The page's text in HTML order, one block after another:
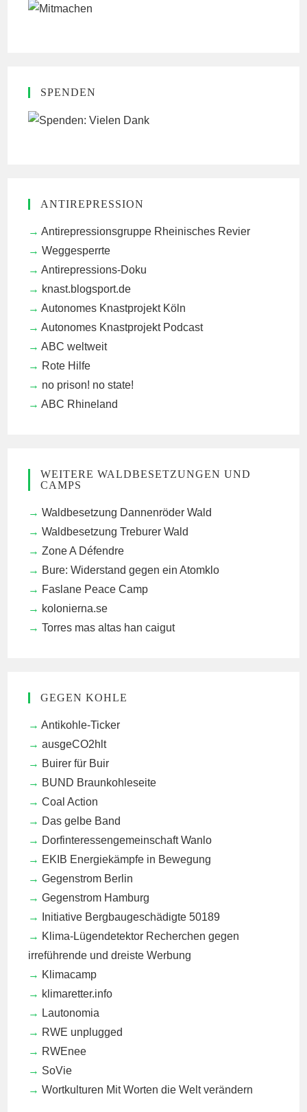
SPENDEN
ANTIREPRESSION
Antirepressionsgruppe Rheinisches Revier
Weggesperrte
Antirepressions-Doku
knast.blogsport.de
Autonomes Knastprojekt Köln
Autonomes Knastprojekt Podcast
ABC weltweit
Rote Hilfe
no prison! no state!
ABC Rhineland
WEITERE WALDBESETZUNGEN UND
CAMPS
Waldbesetzung Dannenröder Wald
Waldbesetzung Treburer Wald
Zone A Défendre
Bure: Widerstand gegen ein Atomklo
Faslane Peace Camp
kolonierna.se
Torres mas altas han caigut
GEGEN KOHLE
Antikohle-Ticker
ausgeCO2hlt
Buirer für Buir
BUND Braunkohleseite
Coal Action
Das gelbe Band
Dorfinteressengemeinschaft Wanlo
EKIB Energiekämpfe in Bewegung
Gegenstrom Berlin
Gegenstrom Hamburg
Initiative Bergbaugeschädigte 50189
Klima-Lügendetektor Recherchen gegen
irreführende und dreiste Werbung
Klimacamp
klimaretter.info
Lautonomia
RWE unplugged
RWEnee
SoVie
Wortkulturen Mit Worten die Welt verändern